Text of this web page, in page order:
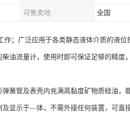
可售卖地 全国
；广泛应用于各类静态液体介质的液
油流量计，使用时即可保证足够的精度
簧管及表壳内充满高黏度矿物质硅油，
显示于—体，不需外接任何装置，可直